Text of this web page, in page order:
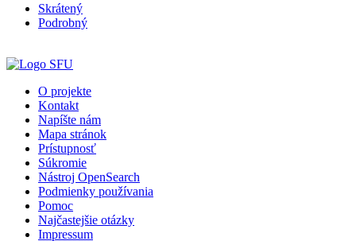
Skrátený
Podrobný
O projekte
Kontakt
Napíšte nám
Mapa stránok
Prístupnosť
Súkromie
Nástroj OpenSearch
Podmienky používania
Pomoc
Najčastejšie otázky
Impressum